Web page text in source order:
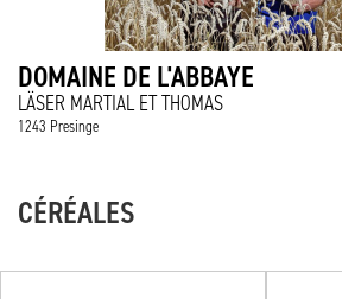
DOMAINE DE L'ABBAYE
LÄSER MARTIAL ET THOMAS
1243 Presinge
CÉRÉALES